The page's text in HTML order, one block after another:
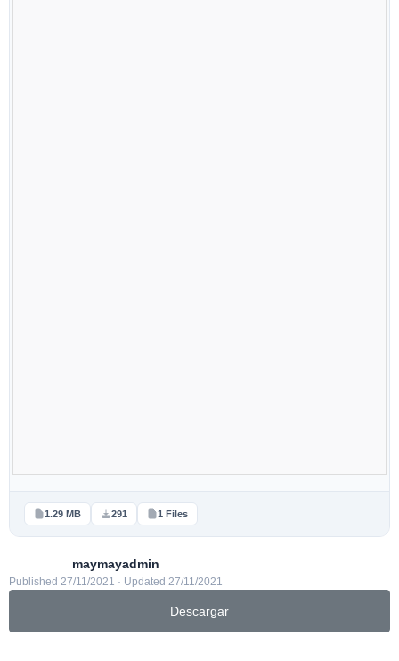
1.29 MB 291 1 Files
maymayadmin
Published 27/11/2021 · Updated 27/11/2021
Descargar